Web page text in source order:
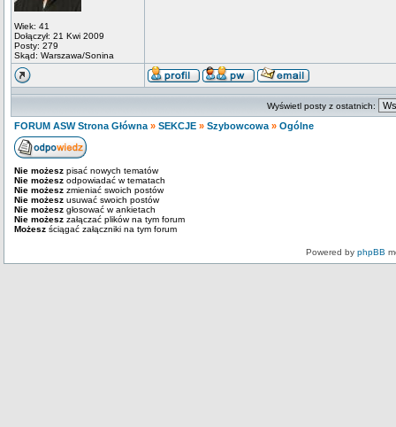
Wiek: 41
Dołączył: 21 Kwi 2009
Posty: 279
Skąd: Warszawa/Sonina
Wyświetl posty z ostatnich:
FORUM ASW Strona Główna » SEKCJE » Szybowcowa » Ogólne
Nie możesz pisać nowych tematów
Nie możesz odpowiadać w tematach
Nie możesz zmieniać swoich postów
Nie możesz usuwać swoich postów
Nie możesz głosować w ankietach
Nie możesz załączać plików na tym forum
Możesz ściągać załączniki na tym forum
Powered by phpBB